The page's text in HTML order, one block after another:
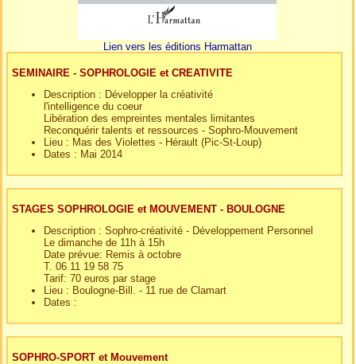
Lien vers les éditions Harmattan
SEMINAIRE - SOPHROLOGIE et CREATIVITE
Description : Développer la créativité
l'intelligence du coeur
Libération des empreintes mentales limitantes
Reconquérir talents et ressources - Sophro-Mouvement
Lieu : Mas des Violettes - Hérault (Pic-St-Loup)
Dates : Mai 2014
STAGES SOPHROLOGIE et MOUVEMENT - BOULOGNE
Description : Sophro-créativité - Développement Personnel
Le dimanche de 11h à 15h
Date prévue: Remis à octobre
T. 06 11 19 58 75
Tarif: 70 euros par stage
Lieu : Boulogne-Bill. - 11 rue de Clamart
Dates :
SOPHRO-SPORT et Mouvement